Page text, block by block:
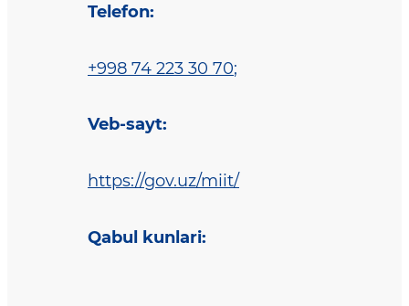
Telefon:
+998 74 223 30 70;
Veb-sayt:
https://gov.uz/miit/
Qabul kunlari: